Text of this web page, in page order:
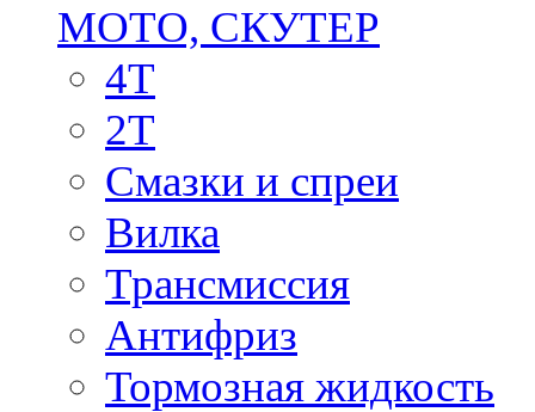
МОТО, СКУТЕР
4T
2T
Смазки и спреи
Вилка
Трансмиссия
Антифриз
Тормозная жидкость